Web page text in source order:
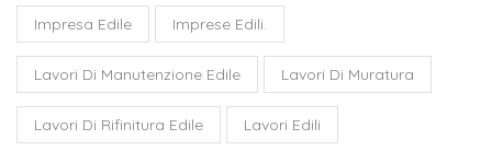
Impresa Edile Imprese Edili.
Lavori Di Manutenzione Edile Lavori Di Muratura
Lavori Di Rifinitura Edile Lavori Edili